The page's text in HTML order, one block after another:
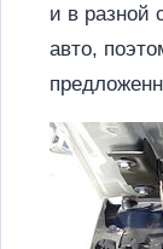
и в разной
авто,